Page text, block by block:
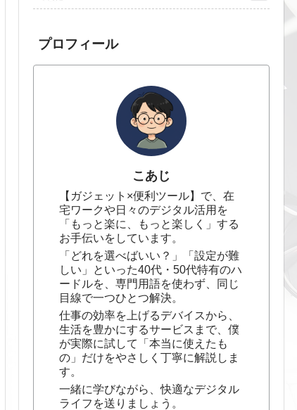
プロフィール
こあじ
【ガジェット×便利ツール】で、在
宅ワークや日々のデジタル活用を
「もっと楽に、もっと楽しく」する
お手伝いをしています。
「どれを選べばいい？」「設定が難
しい」といった40代・50代特有のハ
ードルを、専門用語を使わず、同じ
目線で一つひとつ解決。
仕事の効率を上げるデバイスから、
生活を豊かにするサービスまで、僕
が実際に試して「本当に使えたも
の」だけをやさしく丁寧に解説しま
す。
一緒に学びながら、快適なデジタル
ライフを送りましょう。